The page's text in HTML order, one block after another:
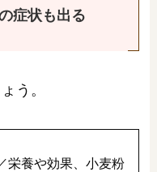
症状も出る
う。
栄養や効果、小麦粉